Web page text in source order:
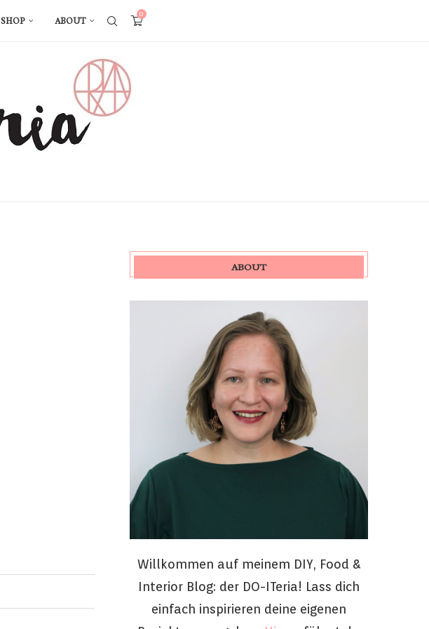
SHOP ABOUT
0
ABOUT
Willkommen auf meinem DIY, Food &
Interior Blog: der DO-ITeria! Lass dich
einfach inspirieren deine eigenen